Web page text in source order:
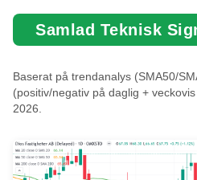
Samlad Teknisk
Baserat på trendanalys (SMA50/
(positiv/negativ på daglig +
2026.